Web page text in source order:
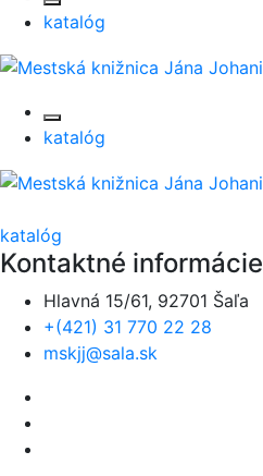
katalóg
katalóg
katalóg
Kontaktné informácie
Hlavná 15/61, 92701 Šaľa
+(421) 31 770 22 28
mskjj@sala.sk